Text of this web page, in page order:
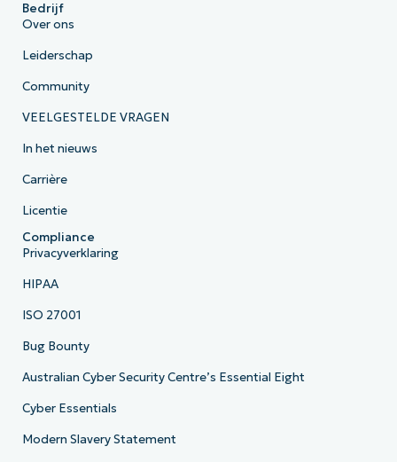
Bedrijf
Over ons
Leiderschap
Community
VEELGESTELDE VRAGEN
In het nieuws
Carrière
Licentie
Compliance
Privacyverklaring
HIPAA
ISO 27001
Bug Bounty
Australian Cyber Security Centre’s Essential Eight
Cyber Essentials
Modern Slavery Statement